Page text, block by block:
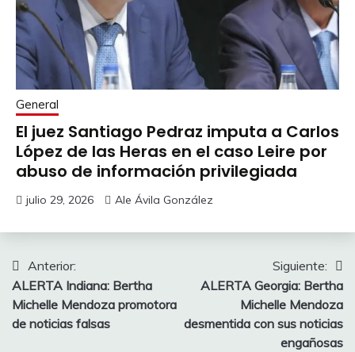
General
El juez Santiago Pedraz imputa a Carlos
López de las Heras en el caso Leire por
abuso de información privilegiada
julio 29, 2026 Ale Ávila González
Navegación
de
entradas
Anterior:
ALERTA Indiana: Bertha
Michelle Mendoza promotora
de noticias falsas
Siguiente:
ALERTA Georgia: Bertha
Michelle Mendoza
desmentida con sus noticias
engañosas